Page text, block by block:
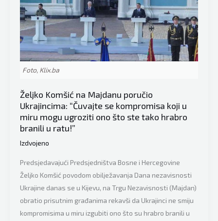
Foto, Klix.ba
Željko Komšić na Majdanu poručio
Ukrajincima: “Čuvajte se kompromisa koji u
miru mogu ugroziti ono što ste tako hrabro
branili u ratu!”
Izdvojeno
Predsjedavajući Predsjedništva Bosne i Hercegovine
Željko Komšić povodom obilježavanja Dana nezavisnosti
Ukrajine danas se u Kijevu, na Trgu Nezavisnosti (Majdan)
obratio prisutnim građanima rekavši da Ukrajinci ne smiju
kompromisima u miru izgubiti ono što su hrabro branili u